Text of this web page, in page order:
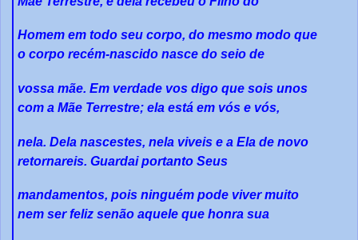
Homem em todo seu corpo, do mesmo modo que
o corpo recém-nascido nasce do seio de
vossa mãe. Em verdade vos digo que sois unos
com a Mãe Terrestre; ela está em vós e vós,
nela. Dela nascestes, nela viveis e a Ela de novo
retornareis. Guardai portanto Seus
mandamentos, pois ninguém pode viver muito
nem ser feliz senão aquele que honra sua